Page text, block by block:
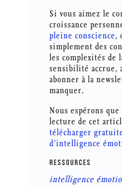
Si vous aimez le
croissance
pleine conscience,
simplement des
les complexités de
sensibilité accrue,
abonner à la
manquer.
Nous espérons
lecture de cet
télécharger
d’intelligence
RESSOURCES
intelligence